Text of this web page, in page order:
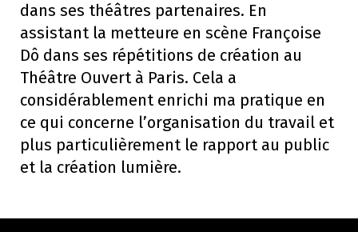
dans ses théâtres partenaires. En
assistant la metteure en scène Françoise
Dô dans ses répétitions de création au
Théâtre Ouvert à Paris. Cela a
considérablement enrichi ma pratique en
ce qui concerne l’organisation du travail et
plus particulièrement le rapport au public
et la création lumière.